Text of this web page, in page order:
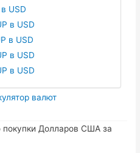
USD
в USD
в USD
в USD
в USD
валют
Долларов США за